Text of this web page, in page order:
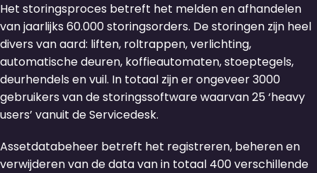
Het storingsproces betreft het melden en afhandelen
van jaarlijks 60.000 storingsorders. De storingen zijn heel
divers van aard: liften, roltrappen, verlichting,
automatische deuren, koffieautomaten, stoeptegels,
deurhendels en vuil. In totaal zijn er ongeveer 3000
gebruikers van de storingssoftware waarvan 25 ‘heavy
users’ vanuit de Servicedesk.
Assetdatabeheer betreft het registreren, beheren en
verwijderen van de data van in totaal 400 verschillende